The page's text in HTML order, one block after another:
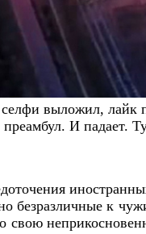
выложил, лайк
И падает.
безразличные к